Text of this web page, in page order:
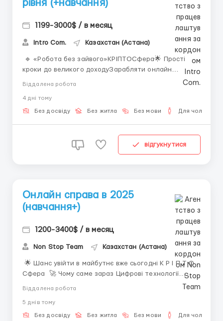
рівня (+навчання)
1199-3000$ / в месяц
Intro Com. Казахстан (Астана)
🔹 «Робота без зайвого»КРІПТOСфера🌟 Простi
кроки до великого доходуЗарабляти онлайн
простіше, ніж здається. Ніяких складних термінів,
реальні інструменти та підтримка. 💡 Що
потрібно: Інтернет та пристрій. Бажання вчитися і
Віддалена робота
4 днi тому
Без досвіду Без житла Без мови Для чоловіків
відгукнутися
Онлайн справа в 2025
(навчання+)
1200-3400$ / в месяц
Non Stop Team Казахстан (Астана)
🌟 Шанс увійти в майбутнє вже сьогодні К Р І П Т О
Сфера 🚀 Чому саме зараз Цифрові технології
розвиваються швидше, ніж будь-що у світі фінансів.
сьогодні формує економіку майбутнього. І
найголовніше — ця сфера відкрита для кожно...
Віддалена робота
5 днiв тому
Без досвіду Без житла Без мови Для чоловіків